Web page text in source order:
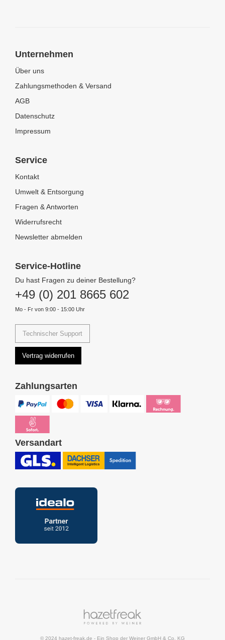
Unternehmen
Über uns
Zahlungsmethoden & Versand
AGB
Datenschutz
Impressum
Service
Kontakt
Umwelt & Entsorgung
Fragen & Antworten
Widerrufsrecht
Newsletter abmelden
Service-Hotline
Du hast Fragen zu deiner Bestellung?
+49 (0) 201 8665 602
Mo - Fr von 9:00 - 15:00 Uhr
Technischer Support
Vertrag widerrufen
Zahlungsarten
Versandart
© 2024 hazet-freak.de - Ein Shop der Weiner GmbH & Co. KG